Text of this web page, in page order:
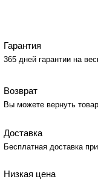
Гарантия
365 дней гарантии на
Возврат
Вы можете вернуть
Доставка
Бесплатная доставка
Низкая цена